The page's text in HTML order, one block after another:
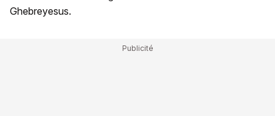
Ghebreyesus.